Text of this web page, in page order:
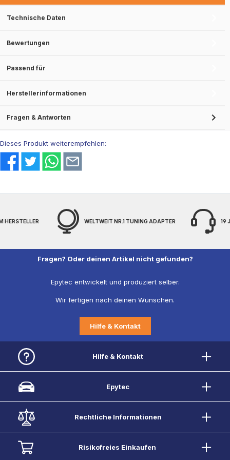
Technische Daten
Bewertungen
Passend für
Herstellerinformationen
Fragen & Antworten
Dieses Produkt weiterempfehlen:
HERSTELLER WELTWEIT NR.1 TUNING ADAPTER 19
Fragen? Oder deinen Artikel nicht gefunden?
Epytec entwickelt und produziert selber.
Wir fertigen nach deinen Wünschen.
Hilfe & Kontakt
Hilfe & Kontakt
Epytec
Rechtliche Informationen
Risikofreies Einkaufen